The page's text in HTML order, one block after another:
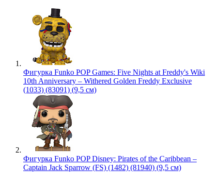
Фигурка Funko POP Games: Five Nights at Freddy's Wiki
10th Anniversary – Withered Golden Freddy Exclusive
(1033) (83091) (9,5 см)
Фигурка Funko POP Disney: Pirates of the Caribbean –
Captain Jack Sparrow (FS) (1482) (81940) (9,5 см)